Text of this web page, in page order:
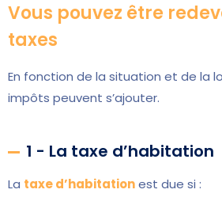
Vous pouvez être
taxes
En fonction de la situation et de la
impôts peuvent s’ajouter.
1 - La taxe d’habitation
La taxe d’habitationest due si :